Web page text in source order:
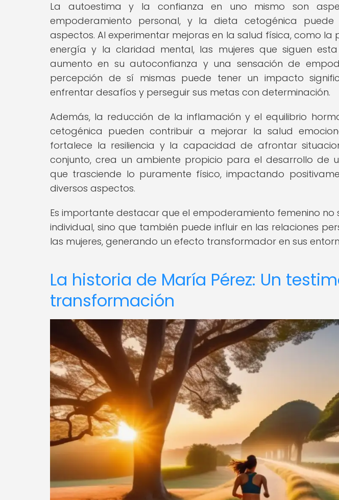
La autoestima y la confianza en uno mismo son
empoderamiento personal, y la dieta cetogénica puede
aspectos. Al experimentar mejoras en la salud física, como
energía y la claridad mental, las mujeres que siguen
aumento en su autoconfianza y una sensación de
percepción de sí mismas puede tener un impacto
enfrentar desafíos y perseguir sus metas con determinación.
Además, la reducción de la inflamación y el equilibrio
cetogénica pueden contribuir a mejorar la salud
fortalece la resiliencia y la capacidad de afrontar
conjunto, crea un ambiente propicio para el desarrollo de
que trasciende lo puramente físico, impactando
diversos aspectos.
Es importante destacar que el empoderamiento femenino no
individual, sino que también puede influir en las relaciones
las mujeres, generando un efecto transformador en sus
La historia de María Pérez: Un
transformación